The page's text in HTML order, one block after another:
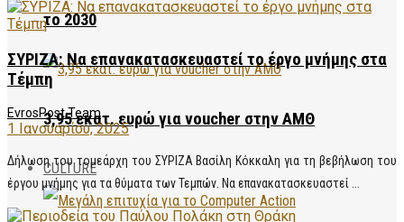
το 2030
3,95 εκατ. ευρώ για voucher στην ΑΜΘ
CULTURE
ΣΥΡΙΖΑ: Να επανακατασκευαστεί το έργο μνήμης στα
Τέμπη
EvrosPost Team
1 Ιανουαρίου, 2025
Δήλωση του τομεάρχη του ΣΥΡΙΖΑ Βασίλη Κόκκαλη για τη βεβήλωση του
έργου μνήμης για τα θύματα των Τεμπών. Να επανακατασκευαστεί ...